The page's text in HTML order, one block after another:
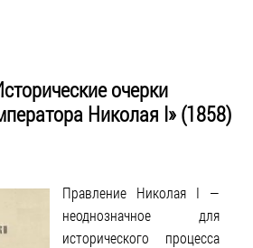
очерки
Николая I» (1858)
Правление Николая I —
неоднозначное для
исторического процесса
CATEGORIES
VISIT WEBSITE